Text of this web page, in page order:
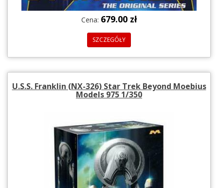
Cena: 679.00 zł
SZCZEGÓŁY
U.S.S. Franklin (NX-326) Star Trek Beyond Moebius
Models 975 1/350